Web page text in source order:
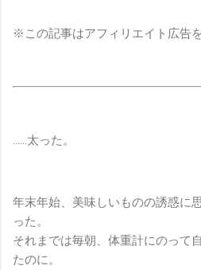
※この記事はアフィリエイト広告
……太った。
年末年始、美味しいものの誘惑に
った。
それまでは毎朝、体重計にのって
たのに。